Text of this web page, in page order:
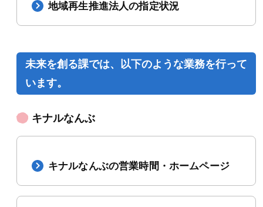
地域再生推進法人の指定状況
未来を創る課では、以下のような業務を行って
います。
キナルなんぶ
キナルなんぶの営業時間・ホームページ